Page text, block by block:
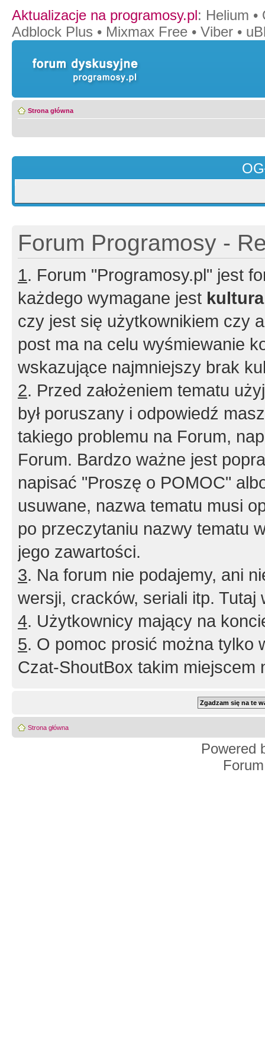
Aktualizacje na programosy.pl: Helium •
Adblock Plus • Mixmax Free • Viber •
Strona główna
Forum Programosy -
1. Forum "Programosy.pl" jest
każdego wymagane jest
czy jest się użytkownikiem czy
post ma na celu wyśmiewanie
wskazujące najmniejszy brak
2. Przed założeniem tematu
był poruszany i odpowiedź
takiego problemu na Forum,
Forum. Bardzo ważne jest
napisać "Proszę o POMOC"
usuwane, nazwa tematu musi
po przeczytaniu nazwy tematu
jego zawartości.
3. Na forum nie podajemy, ani
wersji, cracków, seriali itp. Tutaj
4. Użytkownicy mający na
5. O pomoc prosić można tylko
Czat-ShoutBox takim miejscem
Strona główna
Powered